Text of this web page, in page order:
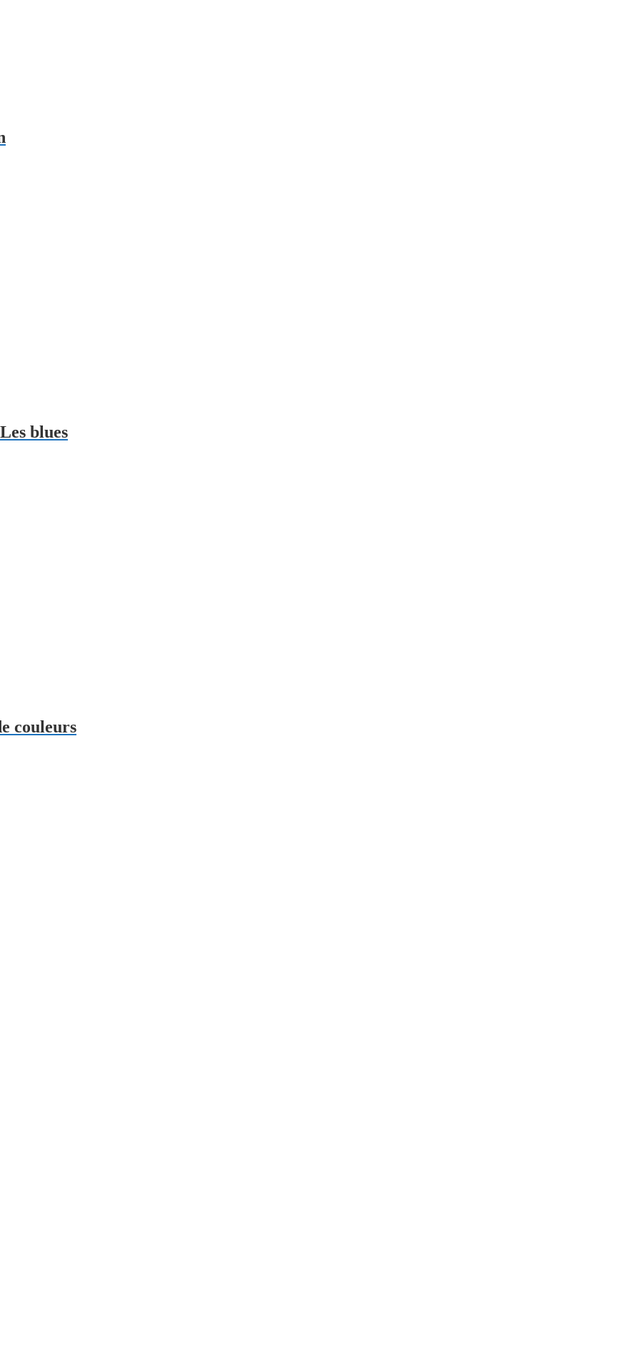
blues
couleurs